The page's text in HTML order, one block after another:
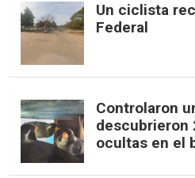
Un ciclista
Federal
Controlaron
descubrieron
ocultas en el